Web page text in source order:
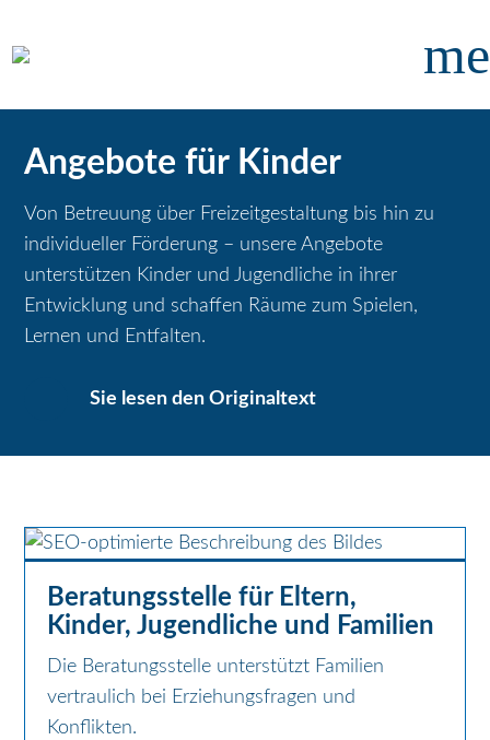
Angebote für Kinder
Von Betreuung über Freizeitgestaltung bis hin zu
individueller Förderung – unsere Angebote
unterstützen Kinder und Jugendliche in ihrer
Entwicklung und schaffen Räume zum Spielen,
Lernen und Entfalten.
Sie lesen den Originaltext
Beratungsstelle für Eltern,
Kinder, Jugendliche und Familien
Die Beratungsstelle unterstützt Familien
vertraulich bei Erziehungsfragen und
Konflikten.